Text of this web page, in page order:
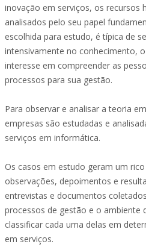
inovação em serviços, os recursos
analisados pelo seu papel
escolhida para estudo, é típica de
intensivamente no conhecimento,
interesse em compreender as
processos para sua gestão.
Para observar e analisar a teoria
empresas são estudadas e
serviços em informática.
Os casos em estudo geram um
observações, depoimentos e
entrevistas e documentos
processos de gestão e o ambiente
classificar cada uma delas em
em serviços.